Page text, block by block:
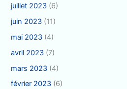
juillet 2023 (6)
juin 2023 (11)
mai 2023 (4)
avril 2023 (7)
mars 2023 (4)
février 2023 (6)